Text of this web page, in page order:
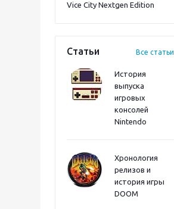
Vice City Nextgen Edition
Статьи Все статьи
История
выпуска
игровых
консолей
Nintendo
Хронология
релизов и
история игры
DOOM
Onimusha: Way of the
Sword PS5